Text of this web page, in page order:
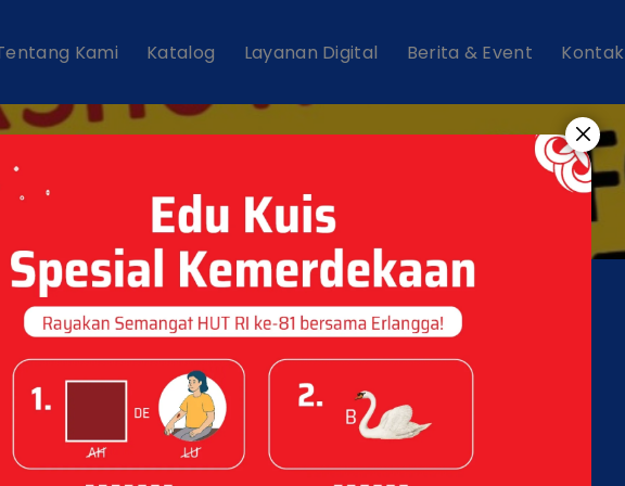
Kami Katalog Layanan Digital Berita & Event Kontak
Creators for